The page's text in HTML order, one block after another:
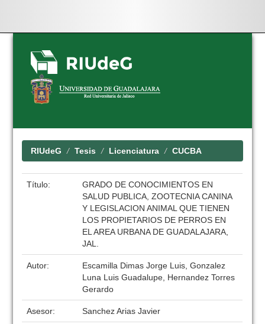
Skip
navigation
RIUdeG Tesis Licenciatura CUCBA
Título:
GRADO DE CONOCIMIENTOS EN
SALUD PUBLICA, ZOOTECNIA CANINA
Y LEGISLACION ANIMAL QUE TIENEN
LOS PROPIETARIOS DE PERROS EN
EL AREA URBANA DE GUADALAJARA,
JAL.
Autor:
Escamilla Dimas Jorge Luis, Gonzalez
Luna Luis Guadalupe, Hernandez Torres
Gerardo
Asesor: Sanchez Arias Javier